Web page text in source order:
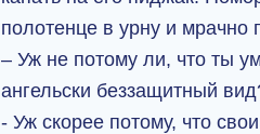
полотенце в урну и мрачно
– Уж не потому ли, что ты
ангельски беззащитный
- Уж скорее потому, что